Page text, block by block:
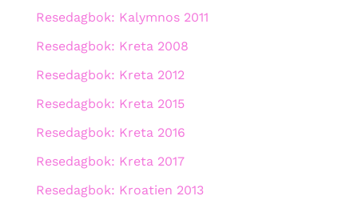
Resedagbok: Kalymnos 2011
Resedagbok: Kreta 2008
Resedagbok: Kreta 2012
Resedagbok: Kreta 2015
Resedagbok: Kreta 2016
Resedagbok: Kreta 2017
Resedagbok: Kroatien 2013